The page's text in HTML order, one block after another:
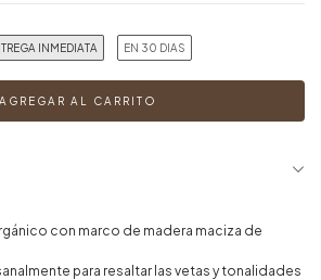
INMEDIATA EN 30 DIAS
con marco de madera maciza de
para resaltar las vetas y tonalidades